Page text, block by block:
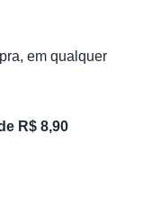
em qualquer
R$ 8,90